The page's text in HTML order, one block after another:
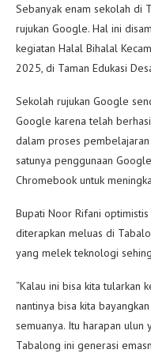
Sebanyak enam sekolah di
rujukan Google. Hal ini
kegiatan Halal Bihalal
2025, di Taman Edukasi
Sekolah rujukan Google
Google karena telah
dalam proses
satunya penggunaan
Chromebook untuk
Bupati Noor Rifani
diterapkan meluas di
yang melek teknologi
“Kalau ini bisa kita tularkan
nantinya bisa kita
semuanya. Itu harapan ulun
Tabalong ini generasi